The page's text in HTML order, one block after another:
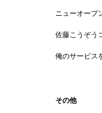
ニューオープ
佐藤こうぞう
俺のサービス
その他